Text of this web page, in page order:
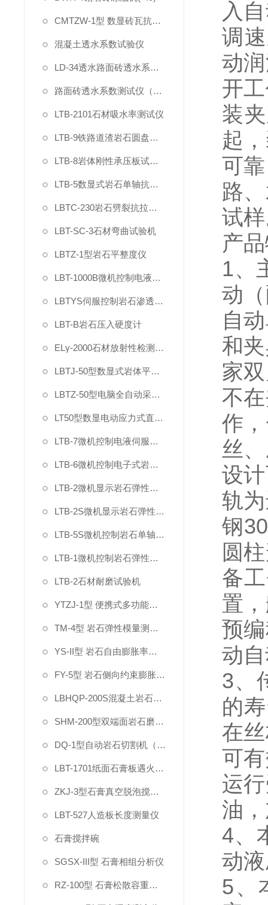
CMTZW-1型 数显砖瓦抗折试验机
混凝土透水系数试验仪
LD-34透水路面砖透水系数试验装置
路面砖透水系数测试仪（一体式）
LTB-2101石材吸水率测试仪
LTB-9铁路道渣岩石圆盘耐磨硬度试验机
LTB-8岩体刚性承压板试验仪
LTB-5数显式岩石单轴抗压强度试验机
LBTC-230岩石劈裂抗拉强度夹具
LBT-SC-3石材弯曲试验机
LBTZ-1型岩石平整度仪
LBT-1000B微机控制电液伺服岩石三轴仪
LBTYS伺服控制岩石渗透分析仪
LBT-B岩石压入硬度计
ELγ-2000石材放射性检测仪（智能γ辐射分析仪）
LBTJ-50型数显式岩体平推法原位直剪试验仪
LBTZ-50型电脑全自动采集原位岩土直剪仪
LT50型数显电动应力式直剪仪
LTB-7微机控制电液伺服混凝土岩石直剪仪
LTB-6微机控制电子式岩石直剪仪
LTB-2微机显示岩石弹性变形模量泊松比试验装置
LTB-2S微机显示岩石弹性变形模量泊松比试验机
LTB-5S微机控制岩石单轴抗压强度试验机
LTB-1微机控制岩石弹性模量试验机
LTB-2石材耐磨试验机
YTZJ-1型 便携式多功能岩石直剪仪
TM-4型 岩石弹性模量测定仪
YS-II型 岩石自由膨胀率试验仪
FY-5型 岩石侧向约束膨胀试验仪
LBHQP-200S混凝土岩石双刀切割磨平一体机
SHM-200型双端面岩石磨石机
DQ-1型自动岩石切割机（双刀）
LBT-1701纸面石膏板遇火稳定性测试仪
ZKJ-3型石膏真空脱泡搅拌机
LBT-527人造板长度测量仪
石膏搅拌碗
SGSX-III型 石膏相组分析仪
RZ-100型 石膏松散容重测定仪
入
调
动
开
装
起
可
路
试
产
1、
动
自
和
家
不
作
丝
设
轨
钢
圆
备
置
预
动
3、
的
在
可
运
油
4、
动
5、